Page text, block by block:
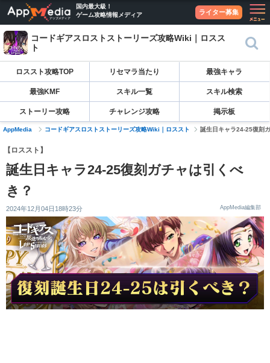
国内最大級！
ゲーム攻略情報メディア
ライター募集
コードギアスロストストーリーズ攻略Wiki｜ロスス
ト
ロススト攻略TOP リセマラ当たり 最強キャラ
最強KMF スキル一覧 スキル検索
ストーリー攻略 チャレンジ攻略 掲示板
AppMedia コードギアスロストストーリーズ攻略Wiki｜ロススト 誕生日キャラ24-25復刻
【ロススト】
誕生日キャラ24-25復刻ガチャは引くべ
き？
2024年12月04日18時23分 AppMedia編集部